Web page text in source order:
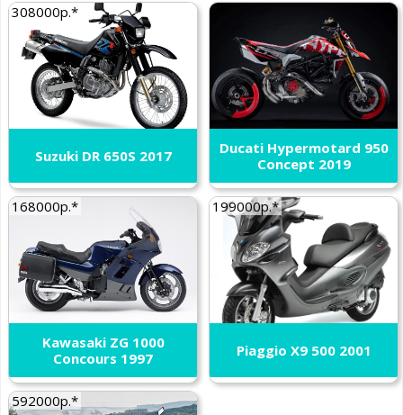
308000р.*
Suzuki DR 650S 2017
Ducati Hypermotard 950
Concept 2019
168000р.*
Kawasaki ZG 1000
Concours 1997
199000р.*
Piaggio X9 500 2001
592000р.*